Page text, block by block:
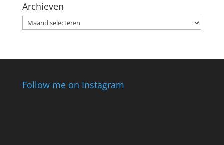
Archieven
Archieven
Follow me on Instagram